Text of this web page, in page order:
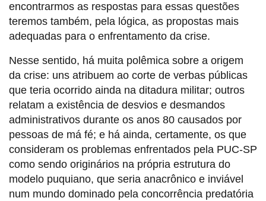
encontrarmos as respostas para essas questões
teremos também, pela lógica, as propostas mais
adequadas para o enfrentamento da crise.
Nesse sentido, há muita polêmica sobre a origem
da crise: uns atribuem ao corte de verbas públicas
que teria ocorrido ainda na ditadura militar; outros
relatam a existência de desvios e desmandos
administrativos durante os anos 80 causados por
pessoas de má fé; e há ainda, certamente, os que
consideram os problemas enfrentados pela PUC-SP
como sendo originários na própria estrutura do
modelo puquiano, que seria anacrônico e inviável
num mundo dominado pela concorrência predatória